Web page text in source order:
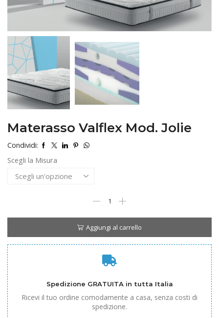
Materasso Valflex Mod. Jolie
Condividi:
Scegli la Misura
Materasso
Valflex
Mod.
Jolie
quantità
Aggiungi al carrello
Spedizione GRATUITA in tutta Italia
Ricevi il tuo ordine comodamente a casa, senza costi di
spedizione.